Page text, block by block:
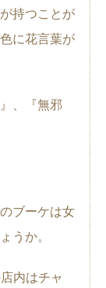
持つことが
に花言葉が
、『無邪
ブーケは女
うか。
内はチャ